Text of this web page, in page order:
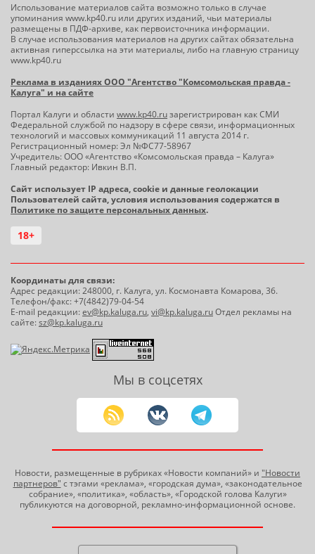
Использование материалов сайта возможно только в случае
упоминания www.kp40.ru или других изданий, чьи материалы
размещены в ПДФ-архиве, как первоисточника информации.
В случае использования материалов на других сайтах обязательна
активная гиперссылка на эти материалы, либо на главную страницу
www.kp40.ru
Реклама в изданиях ООО "Агентство "Комсомольская правда -
Калуга" и на сайте
Портал Калуги и области www.kp40.ruзарегистрирован как СМИ
Федеральной службой по надзору в сфере связи, информационных
технологий и массовых коммуникаций 11 августа 2014 г.
Регистрационный номер: Эл №ФС77-58967
Учредитель: ООО «Агентство «Комсомольская правда – Калуга»
Главный редактор: Ивкин В.П.
Сайт использует IP адреса, cookie и данные геолокации
Пользователей сайта, условия использования содержатся в
Политике по защите персональных данных.
18+
Координаты для связи:
Адрес редакции: 248000, г. Калуга, ул. Космонавта Комарова, 36.
Телефон/факс: +7(4842)79-04-54
E-mail редакции:ev@kp.kaluga.ru, vi@kp.kaluga.ruОтдел рекламы на
сайте:sz@kp.kaluga.ru
Мы в соцсетях
Новости, размещенные в рубриках «Новости компаний» и "Новости
партнеров" с тэгами «реклама», «городская дума», «законодательное
собрание», «политика», «область», «Городской голова Калуги»
публикуются на договорной, рекламно-информационной основе.